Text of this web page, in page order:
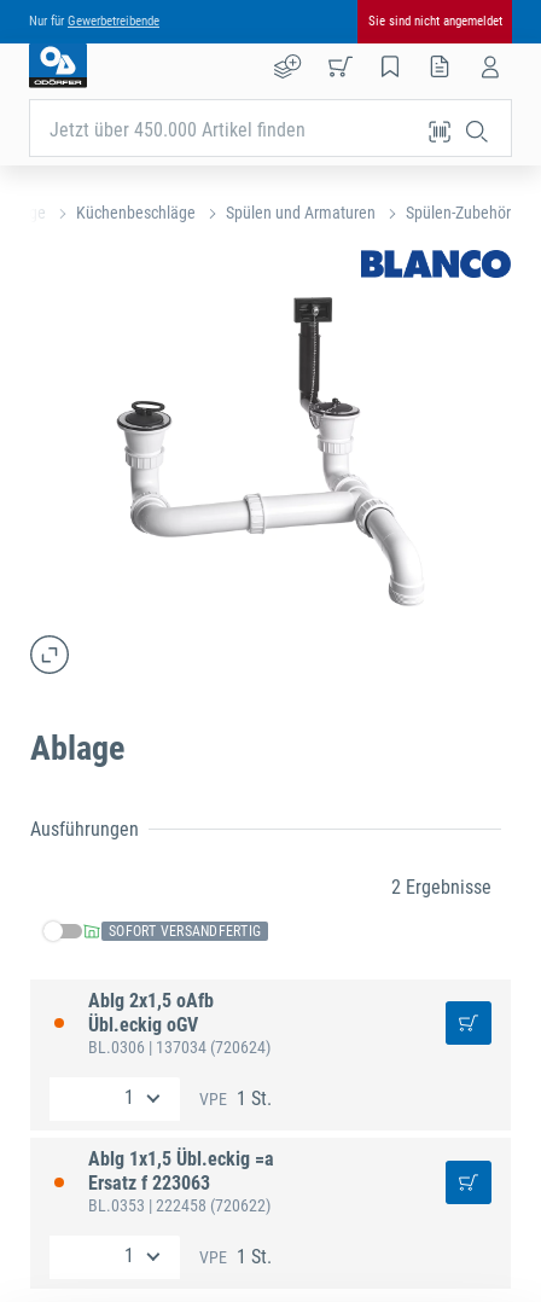
Nur für Gewerbetreibende Sie sind nicht angemeldet
Jetzt über 450.000 Artikel finden
Küchenbeschläge Spülen und Armaturen Spülen-Zubehör
Ablage
Ausführungen
2 Ergebnisse
SOFORT VERSANDFERTIG
Ablg 2x1,5 oAfb
Übl.eckig oGV
BL.0306 | 137034 (720624)
VPE 1 St.
Ablg 1x1,5 Übl.eckig =a
Ersatz f 223063
BL.0353 | 222458 (720622)
VPE 1 St.